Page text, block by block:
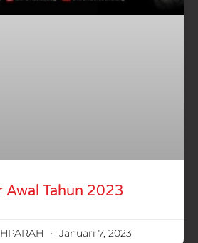
Awal Tahun 2023
Januari 7, 2023